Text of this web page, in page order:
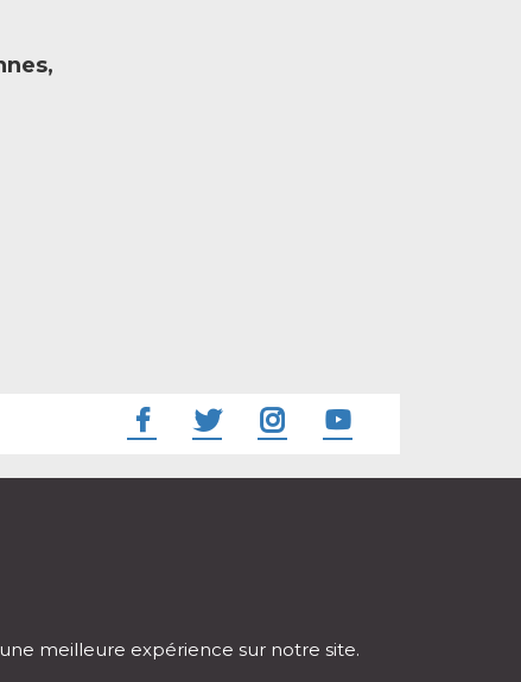
meilleure expérience sur notre site.